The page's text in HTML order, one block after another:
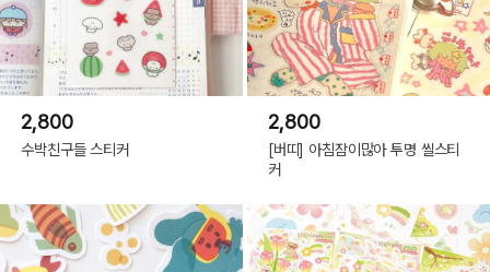
2,800
수박친구들 스티커
2,800
[버띠] 아침잠이많아 투명 씰스티
커